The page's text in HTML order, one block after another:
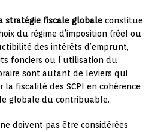
stratégie fiscale globale constitue
du régime d’imposition (réel ou
des intérêts d’emprunt,
fonciers ou l’utilisation du
sont autant de leviers qui
la fiscalité des SCPI en cohérence
globale du contribuable.
doivent pas être considérées